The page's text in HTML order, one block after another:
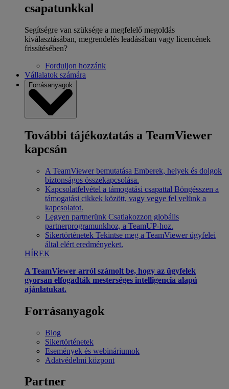
csapatunkkal
Segítségre van szüksége a megfelelő megoldás
kiválasztásában, megrendelés leadásában vagy licencének
frissítésében?
Forduljon hozzánk
Vállalatok számára
Forrásanyagok
További tájékoztatás a TeamViewer
kapcsán
A TeamViewer bemutatása Emberek, helyek és dolgok
biztonságos összekapcsolása.
Kapcsolatfelvétel a támogatási csapattal Böngésszen a
támogatási cikkek között, vagy vegye fel velünk a
kapcsolatot.
Legyen partnerünk Csatlakozzon globális
partnerprogramunkhoz, a TeamUP-hoz.
Sikertörténetek Tekintse meg a TeamViewer ügyfelei
által elért eredményeket.
HÍREK
A TeamViewer arról számolt be, hogy az ügyfelek
gyorsan elfogadták mesterséges intelligencia alapú
ajánlatukat.
Forrásanyagok
Blog
Sikertörténetek
Események és webináriumok
Adatvédelmi központ
Partner